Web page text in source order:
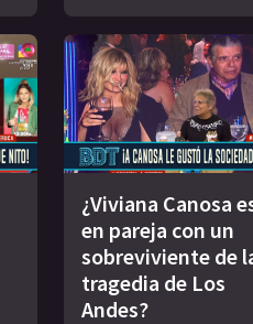
¿Viviana Canosa
en pareja con un
sobreviviente de
tragedia de Los
Andes?